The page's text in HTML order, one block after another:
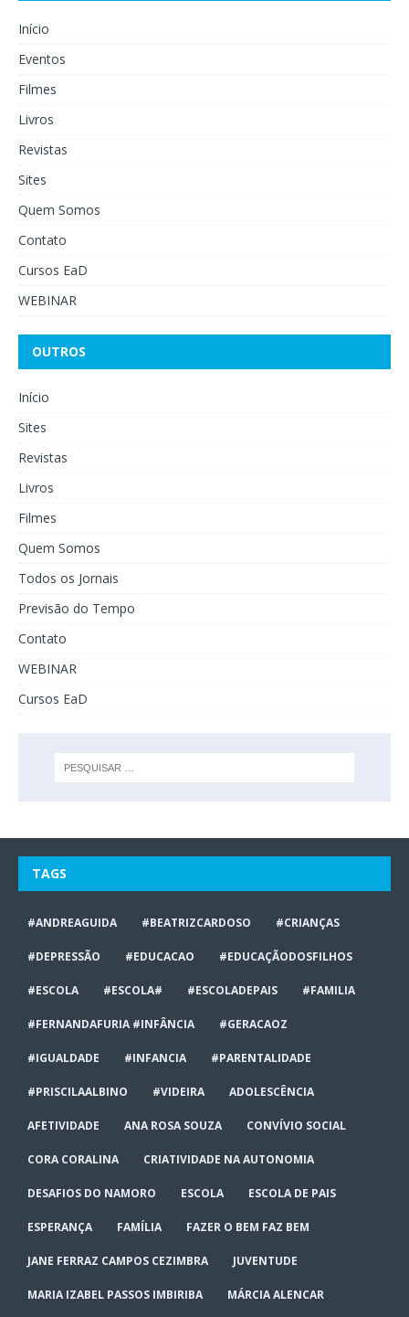
Início
Eventos
Filmes
Livros
Revistas
Sites
Quem Somos
Contato
Cursos EaD
WEBINAR
OUTROS
Início
Sites
Revistas
Livros
Filmes
Quem Somos
Todos os Jornais
Previsão do Tempo
Contato
WEBINAR
Cursos EaD
TAGS
#ANDREAGUIDA #BEATRIZCARDOSO #CRIANÇAS
#DEPRESSÃO #EDUCACAO #EDUCAÇÃODOSFILHOS
#ESCOLA #ESCOLA# #ESCOLADEPAIS #FAMILIA
#FERNANDAFURIA #INFÂNCIA #GERACAOZ
#IGUALDADE #INFANCIA #PARENTALIDADE
#PRISCILAALBINO #VIDEIRA ADOLESCÊNCIA
AFETIVIDADE ANA ROSA SOUZA CONVÍVIO SOCIAL
CORA CORALINA CRIATIVIDADE NA AUTONOMIA
DESAFIOS DO NAMORO ESCOLA ESCOLA DE PAIS
ESPERANÇA FAMÍLIA FAZER O BEM FAZ BEM
JANE FERRAZ CAMPOS CEZIMBRA JUVENTUDE
MARIA IZABEL PASSOS IMBIRIBA MÁRCIA ALENCAR